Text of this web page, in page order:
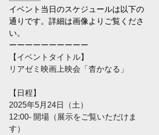
イベント当日のスケジュールは以下の
通りです。詳細は画像よりご覧くださ
い。
ーーーーーーーーーー
【イベントタイトル】
リアゼミ映画上映会「杳かなる」
【日程】
2025年5月24日（土）
12:00- 開場（展示をご覧いただけま
す）